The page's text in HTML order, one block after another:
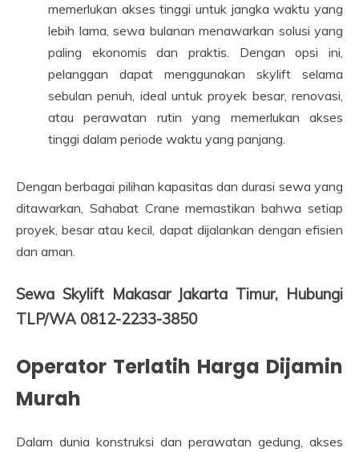
memerlukan akses tinggi untuk jangka waktu yang
lebih lama, sewa bulanan menawarkan solusi yang
paling ekonomis dan praktis. Dengan opsi ini,
pelanggan dapat menggunakan skylift selama
sebulan penuh, ideal untuk proyek besar, renovasi,
atau perawatan rutin yang memerlukan akses
tinggi dalam periode waktu yang panjang.
Dengan berbagai pilihan kapasitas dan durasi sewa yang
ditawarkan, Sahabat Crane memastikan bahwa setiap
proyek, besar atau kecil, dapat dijalankan dengan efisien
dan aman.
Sewa Skylift Makasar Jakarta Timur, Hubungi
TLP/WA 0812-2233-3850
Operator Terlatih Harga Dijamin
Murah
Dalam dunia konstruksi dan perawatan gedung, akses